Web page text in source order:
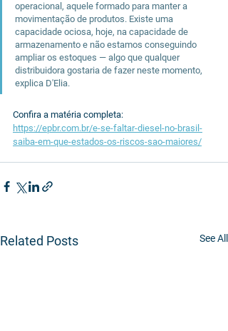
operacional, aquele formado para manter a
movimentação de produtos. Existe uma
capacidade ociosa, hoje, na capacidade de
armazenamento e não estamos conseguindo
ampliar os estoques — algo que qualquer
distribuidora gostaria de fazer neste momento,
explica D'Elia.
Confira a matéria completa:
https://epbr.com.br/e-se-faltar-diesel-no-brasil-
saiba-em-que-estados-os-riscos-sao-maiores/
Related Posts See All